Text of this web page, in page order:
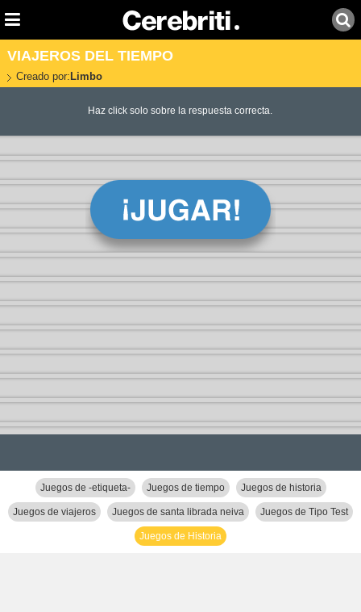
VIAJEROS DEL TIEMPO
Creado por: Limbo
Haz click solo sobre la respuesta correcta.
Juegos de -etiqueta- Juegos de tiempo Juegos de historia
Juegos de viajeros Juegos de santa librada neiva Juegos de Tipo Test
Juegos de Historia